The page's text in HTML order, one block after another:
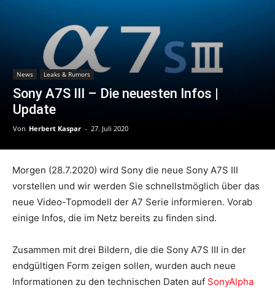
News Leaks & Rumors
Sony A7S III – Die neuesten Infos |
Update
Von Herbert Kaspar - 27. Juli 2020
Morgen (28.7.2020) wird Sony die neue Sony A7S III
vorstellen und wir werden Sie schnellstmöglich über das
neue Video-Topmodell der A7 Serie informieren. Vorab
einige Infos, die im Netz bereits zu finden sind.
Zusammen mit drei Bildern, die die Sony A7S III in der
endgültigen Form zeigen sollen, wurden auch neue
Informationen zu den technischen Daten auf SonyAlpha